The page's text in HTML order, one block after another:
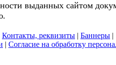
выданных сайтом
Контакты, реквизиты | Баннеры |
| Согласие на обработку